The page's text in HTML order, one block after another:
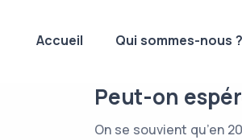
Accueil Qui sommes-nous ?
Peut-on
On se souvient qu’en